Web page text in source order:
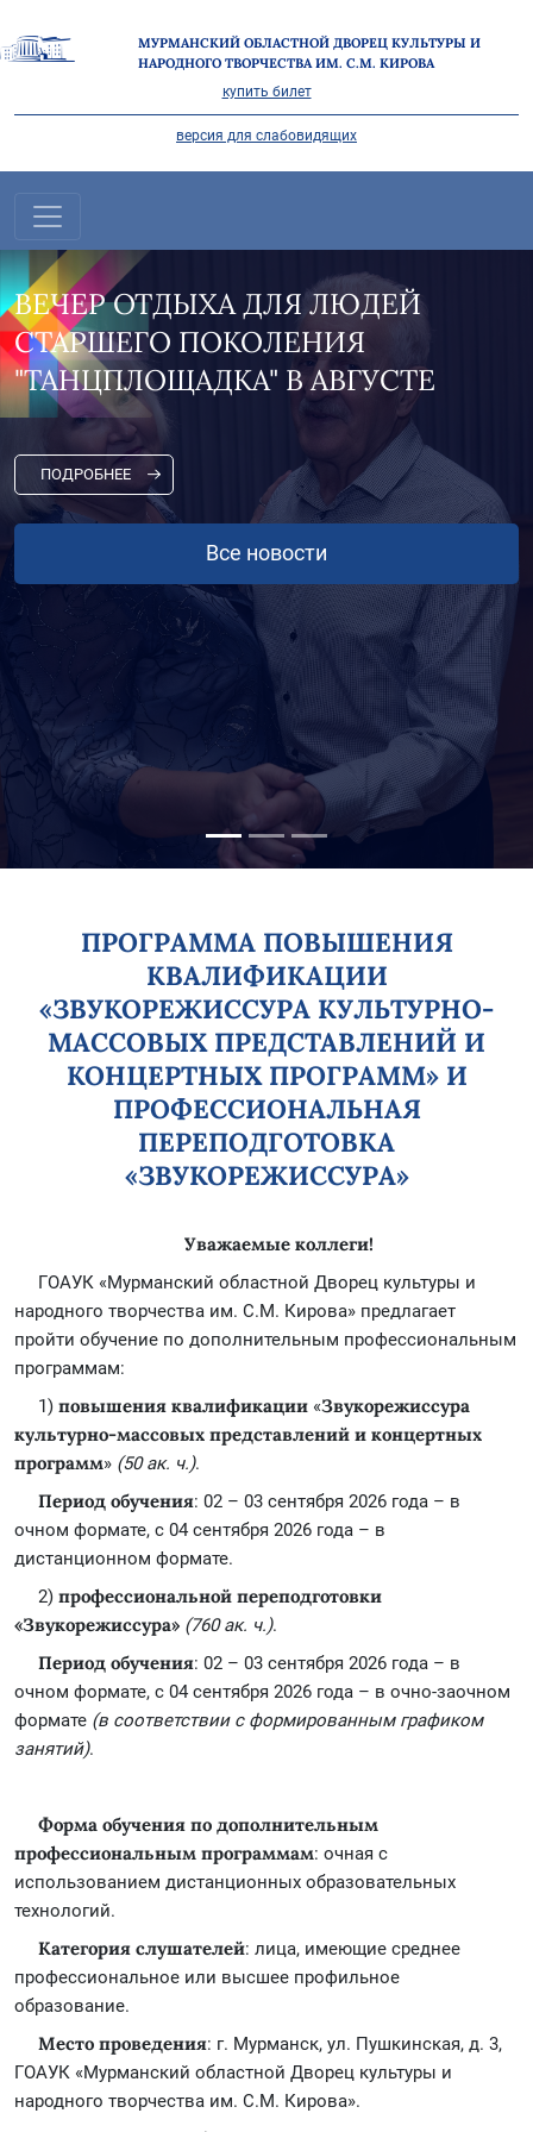
МУРМАНСКИЙ ОБЛАСТНОЙ ДВОРЕЦ КУЛЬТУРЫ И
НАРОДНОГО ТВОРЧЕСТВА ИМ. С.М. КИРОВА
купить билет
версия для слабовидящих
ОТДЫХА ДЛЯ ЛЮДЕЙ
ПОКОЛЕНИЯ
В АВГУСТЕ
ПОДРОБНЕЕ
Все новости
ПРОГРАММА ПОВЫШЕНИЯ
КВАЛИФИКАЦИИ
«ЗВУКОРЕЖИССУРА КУЛЬТУРНО-
МАССОВЫХ ПРЕДСТАВЛЕНИЙ И
КОНЦЕРТНЫХ ПРОГРАММ» И
ПРОФЕССИОНАЛЬНАЯ
ПЕРЕПОДГОТОВКА
«ЗВУКОРЕЖИССУРА»
Уважаемые коллеги!
ГОАУК «Мурманский областной Дворец культуры и
народного творчества им. С.М. Кирова» предлагает
пройти обучение по дополнительным профессиональным
программам:
1) повышения квалификации «Звукорежиссура
культурно-массовых представлений и концертных
программ» (50 ак. ч.).
Период обучения: 02 – 03 сентября 2026 года – в
очном формате, с 04 сентября 2026 года – в
дистанционном формате.
2) профессиональной переподготовки
«Звукорежиссура» (760 ак. ч.).
Период обучения: 02 – 03 сентября 2026 года – в
очном формате, с 04 сентября 2026 года – в очно-заочном
формате (в соответствии с формированным графиком
занятий).
Форма обучения по дополнительным
профессиональным программам: очная с
использованием дистанционных образовательных
технологий.
Категория слушателей: лица, имеющие среднее
профессиональное или высшее профильное
образование.
Место проведения: г. Мурманск, ул. Пушкинская, д. 3,
ГОАУК «Мурманский областной Дворец культуры и
народного творчества им. С.М. Кирова».